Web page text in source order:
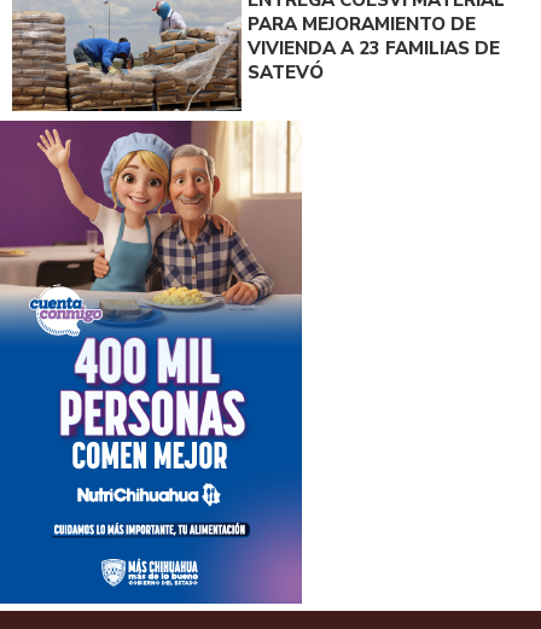
PARA MEJORAMIENTO DE
VIVIENDA A 23 FAMILIAS DE
SATEVÓ